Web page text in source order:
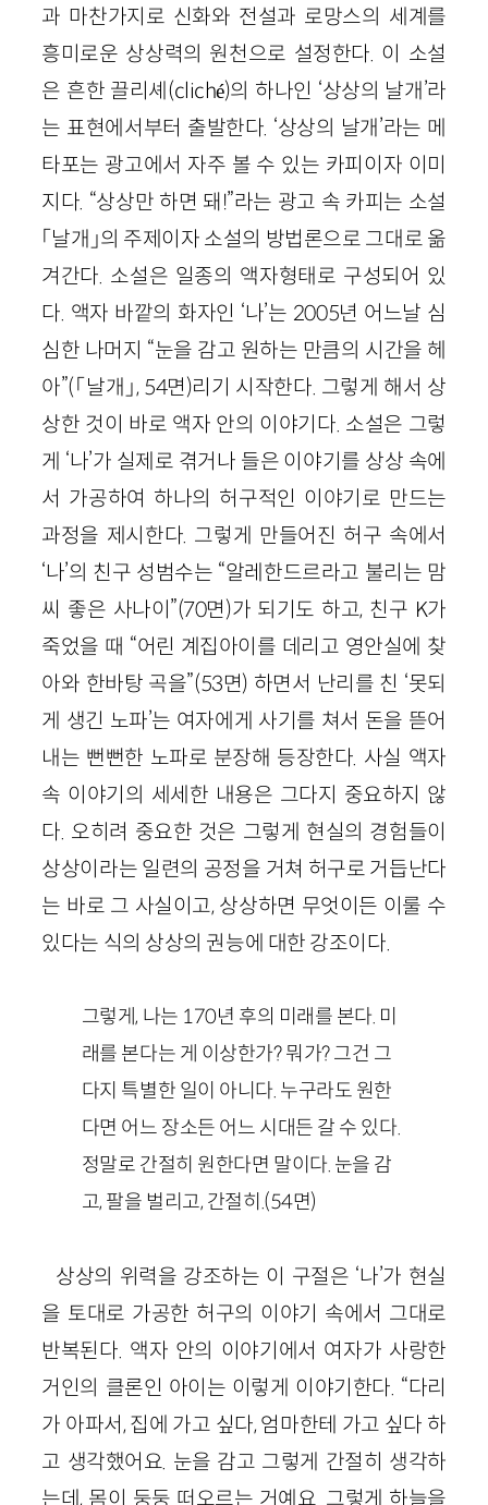
과 마찬가지로 신화와 전설과 로망스의 세계를
흥미로운 상상력의 원천으로 설정한다. 이 소설
은 흔한 끌리셰(cliché)의 하나인 ‘상상의 날개’라
는 표현에서부터 출발한다. ‘상상의 날개’라는 메
타포는 광고에서 자주 볼 수 있는 카피이자 이미
지다. “상상만 하면 돼!”라는 광고 속 카피는 소설
「날개」의 주제이자 소설의 방법론으로 그대로 옮
겨간다. 소설은 일종의 액자형태로 구성되어 있
다. 액자 바깥의 화자인 ‘나’는 2005년 어느날 심
심한 나머지 “눈을 감고 원하는 만큼의 시간을 헤
아”(「날개」, 54면)리기 시작한다. 그렇게 해서 상
상한 것이 바로 액자 안의 이야기다. 소설은 그렇
게 ‘나’가 실제로 겪거나 들은 이야기를 상상 속에
서 가공하여 하나의 허구적인 이야기로 만드는
과정을 제시한다. 그렇게 만들어진 허구 속에서
‘나’의 친구 성범수는 “알레한드르라고 불리는 맘
씨 좋은 사나이”(70면)가 되기도 하고, 친구 K가
죽었을 때 “어린 계집아이를 데리고 영안실에 찾
아와 한바탕 곡을”(53면) 하면서 난리를 친 ‘못되
게 생긴 노파’는 여자에게 사기를 쳐서 돈을 뜯어
내는 뻔뻔한 노파로 분장해 등장한다. 사실 액자
속 이야기의 세세한 내용은 그다지 중요하지 않
다. 오히려 중요한 것은 그렇게 현실의 경험들이
상상이라는 일련의 공정을 거쳐 허구로 거듭난다
는 바로 그 사실이고, 상상하면 무엇이든 이룰 수
있다는 식의 상상의 권능에 대한 강조이다.
그렇게, 나는 170년 후의 미래를 본다. 미
래를 본다는 게 이상한가? 뭐가? 그건 그
다지 특별한 일이 아니다. 누구라도 원한
다면 어느 장소든 어느 시대든 갈 수 있다.
정말로 간절히 원한다면 말이다. 눈을 감
고, 팔을 벌리고, 간절히.(54면)
상상의 위력을 강조하는 이 구절은 ‘나’가 현실
을 토대로 가공한 허구의 이야기 속에서 그대로
반복된다. 액자 안의 이야기에서 여자가 사랑한
거인의 클론인 아이는 이렇게 이야기한다. “다리
가 아파서, 집에 가고 싶다, 엄마한테 가고 싶다 하
고 생각했어요. 눈을 감고 그렇게 간절히 생각하
는데, 몸이 둥둥 떠오르는 거예요. 그렇게 하늘을